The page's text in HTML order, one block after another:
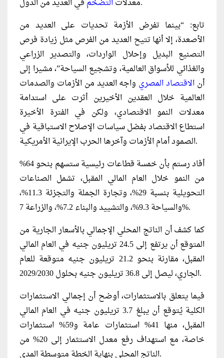
معدلاتالتضخم
في العديد من الدول.
تابع: “بينما تفرض الأزمة تحديات على العديد من
الأصعدة، إلا أنها تتيح العديد من الفرص مثل زيادة فرص
التصنيع البديل وإحلال الواردات، والتصدير الزراعي
والغذائي للأسواق العالمية، وتشجيع السياحة”، مشيرا إلى
أن الاقتصاد المصري واجه العديد من الأزمات والصدمات
العالمية خلال العقدين الأخيرين أثرت على استدامة
معدلات النمو الاقتصادي، ولكن في الفترة الأخيرة
استطاع الاقتصاد بفضل سياسات الإصلاح الاستباقية في
الصمود أمام الأزمات وآخرها الحرب الإيرانية الأمريكية.
أفاد رستم بأن خمسة قطاعات رئيسية ستسهم بنحو 64%
من النمو خلال العام المالي المقبل، تشمل الصناعات
التحويلية بنسبة 29%، وتجارة الجملة والتجزئة 11.3%،
والسياحة 9.3%، والتشييد والبناء 7.2%، والزراعة 7%.
كما كشف أن الناتج المحلي الإجمالي بالأسعار الجارية من
المتوقع أن يرتفع إلى 24.5 تريليون جنيه في العام المالي
المقبل، مقارنة بنحو 21.2 تريليون جنيه متوقعة للعام
الجاري، ليصل إلى 36.8 تريليون جنيه بحلول 2029/2030.
فيما يتعلق بالاستثمارات، أوضح أن إجمالي الاستثمارات
الكلية يُتوقع أن يبلغ 3.7 تريليون جنيه في العام المالي
المقبل، منها 41% استثمارات عامة و59% استثمارات
خاصة، مع استهداف رفع معدل الاستثمار إلى 20% من
الناتج المحلي بنهاية الخطة متوسطة المدى.